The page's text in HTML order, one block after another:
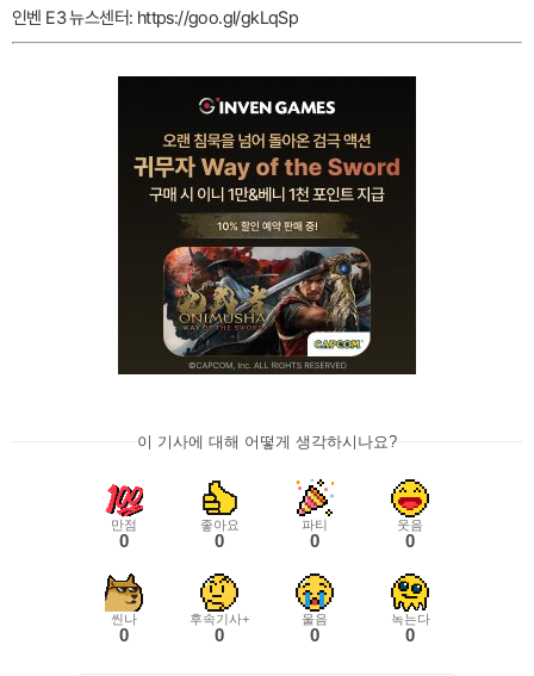
인벤 E3 뉴스센터: https://goo.gl/gkLqSp
이 기사에 대해 어떻게 생각하시나요?
만점
0
좋아요
0
파티
0
웃음
0
씬나
0
후속기사+
0
울음
0
녹는다
0